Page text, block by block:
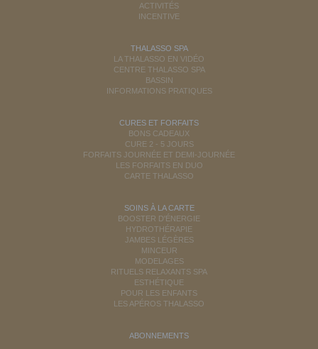
ACTIVITÉS
INCENTIVE
THALASSO SPA
LA THALASSO EN VIDÉO
CENTRE THALASSO SPA
BASSIN
INFORMATIONS PRATIQUES
CURES ET FORFAITS
BONS CADEAUX
CURE 2 - 5 JOURS
FORFAITS JOURNÉE ET DEMI-JOURNÉE
LES FORFAITS EN DUO
CARTE THALASSO
SOINS À LA CARTE
BOOSTER D'ÉNERGIE
HYDROTHÉRAPIE
JAMBES LÉGÈRES
MINCEUR
MODELAGES
RITUELS RELAXANTS SPA
ESTHÉTIQUE
POUR LES ENFANTS
LES APÉROS THALASSO
ABONNEMENTS